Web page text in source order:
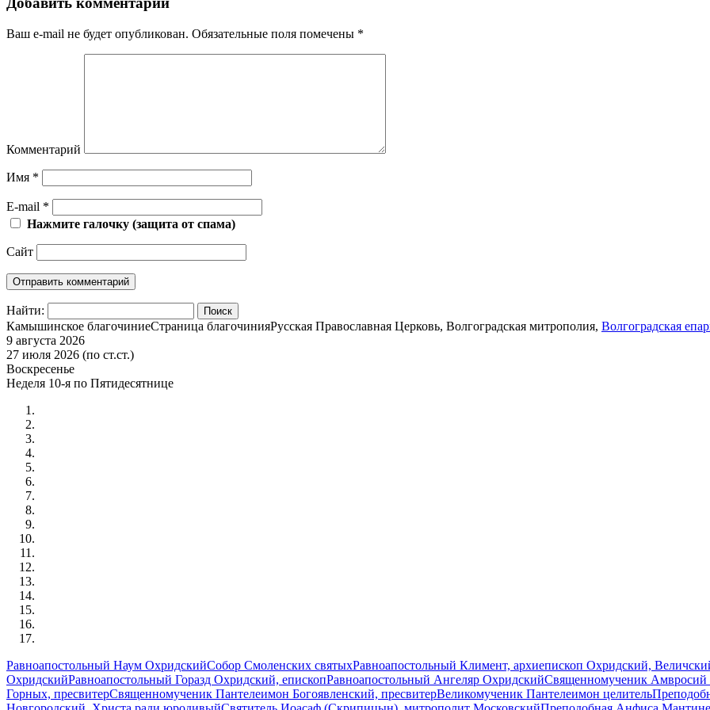
Ваш e-mail не будет опубликован. Обязательные поля помечены *
Комментарий
Имя *
E-mail *
Нажмите галочку (защита от спама)
Сайт
Найти:
Камышинское благочиниеСтраница благочинияРусская Православная Церковь, Волгоградская митрополия, Волгоградская
9 августа 2026
27 июля 2026 (по ст.ст.)
Воскресенье
Неделя 10-я по Пятидесятнице
Равноапостольный Наум ОхридскийСобор Смоленских святыхРавноапостольный Климент, архиепископ Охридский,
ОхридскийРавноапостольный Горазд Охридский, епископРавноапостольный Ангеляр ОхридскийСвященномученик Амвросий
Горных, пресвитерСвященномученик Пантелеимон Богоявленский, пресвитерВеликомученик Пантелеимон целитель